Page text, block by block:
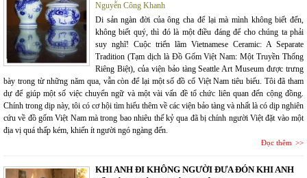
Nguyễn Công Khanh
Di sản ngàn đời của ông cha để lại mà mình không biết đến,
không biết quý, thì đó là một điều đáng để cho chúng ta phải
suy nghĩ! Cuộc triển lãm Vietnamese Ceramic: A Separate
Tradition (Tạm dịch là Đồ Gốm Việt Nam: Một Truyền Thống
Riêng Biệt), của viện bảo tàng Seattle Art Museum được trưng
bày trong từ những năm qua, vẫn còn để lại một số đồ cổ Việt Nam tiêu biểu. Tôi đã tham
dự để giúp một số việc chuyển ngữ và một vài vấn đề tổ chức liên quan đến cộng đồng.
Chính trong dịp này, tôi có cơ hội tìm hiểu thêm về các viện bảo tàng và nhất là có dịp nghiên
cứu về đồ gốm Việt Nam mà trong bao nhiêu thế kỷ qua đã bị chính người Việt đặt vào một
địa vị quá thấp kém, khiến ít người ngó ngàng đến.
Đọc thêm
KHI ANH ĐI KHÔNG NGƯỜI ĐƯA ĐÓN KHI ANH